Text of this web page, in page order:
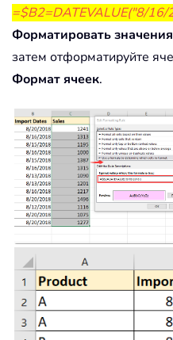
=$B2=DATEVALUE("8/16/
Форматировать
затем отформатируйте
Формат ячеек.